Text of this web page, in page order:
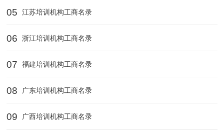
05 江苏培训机构工商名录
06 浙江培训机构工商名录
07 福建培训机构工商名录
08 广东培训机构工商名录
09 广西培训机构工商名录